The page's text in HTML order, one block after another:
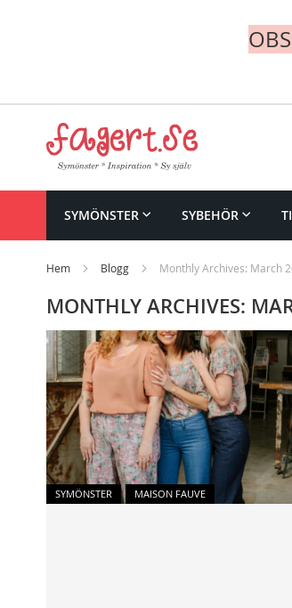
Content
SYMÖNSTER SYBEHÖR
Hem Blogg Monthly Archives: March
MONTHLY ARCHIVES:
SYMÖNSTER MAISON FAUVE